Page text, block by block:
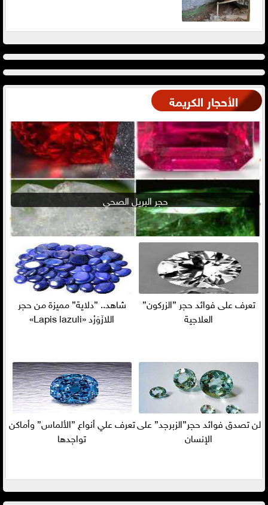
الأحجار الكريمة
حجر البريل الصحي
تعرف على فوائد حجر ”الزركون”
العلاجية
شاهد.. ”دلاية” مميزة من حجر
اللازَوَرْد «Lapis lazuli»
لن تصدق فوائد حجر”الزبرجد” على
الإنسان
تعرف علي أنواع ”الألماس” وأماكن
تواجدها